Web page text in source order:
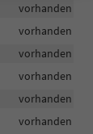
vorhanden
vorhanden
vorhanden
vorhanden
vorhanden
vorhanden